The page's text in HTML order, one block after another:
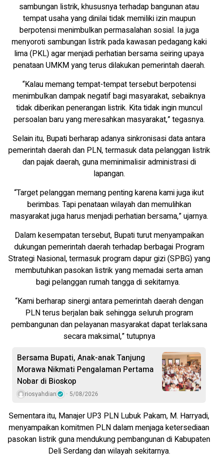
sambungan listrik, khususnya terhadap bangunan atau
tempat usaha yang dinilai tidak memiliki izin maupun
berpotensi menimbulkan permasalahan sosial. Ia juga
menyoroti sambungan listrik pada kawasan pedagang kaki
lima (PKL) agar menjadi perhatian bersama seiring upaya
penataan UMKM yang terus dilakukan pemerintah daerah.
“Kalau memang tempat-tempat tersebut berpotensi
menimbulkan dampak negatif bagi masyarakat, sebaiknya
tidak diberikan penerangan listrik. Kita tidak ingin muncul
persoalan baru yang meresahkan masyarakat,” tegasnya.
Selain itu, Bupati berharap adanya sinkronisasi data antara
pemerintah daerah dan PLN, termasuk data pelanggan listrik
dan pajak daerah, guna meminimalisir administrasi di
lapangan.
“Target pelanggan memang penting karena kami juga ikut
berimbas. Tapi penataan wilayah dan memulihkan
masyarakat juga harus menjadi perhatian bersama,” ujarnya.
Dalam kesempatan tersebut, Bupati turut menyampaikan
dukungan pemerintah daerah terhadap berbagai Program
Strategi Nasional, termasuk program dapur gizi (SPBG) yang
membutuhkan pasokan listrik yang memadai serta aman
bagi pelanggan rumah tangga di sekitarnya.
“Kami berharap sinergi antara pemerintah daerah dengan
PLN terus berjalan baik sehingga seluruh program
pembangunan dan pelayanan masyarakat dapat terlaksana
secara maksimal,” tutupnya
Bersama Bupati, Anak-anak Tanjung
Morawa Nikmati Pengalaman Pertama
Nobar di Bioskop
riosyahdian 5/08/2026
Sementara itu, Manajer UP3 PLN Lubuk Pakam, M. Harryadi,
menyampaikan komitmen PLN dalam menjaga ketersediaan
pasokan listrik guna mendukung pembangunan di Kabupaten
Deli Serdang dan wilayah sekitarnya.